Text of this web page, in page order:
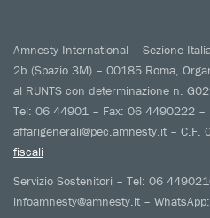
Amnesty International – Sezione
2b (Spazio 3M) – 00185 Roma,
al RUNTS con determinazione n.
Tel: 06 44901 – Fax: 06 4490222 –
affarigenerali@pec.amnesty.it –
fiscali
Servizio Sostenitori – Tel: 06
infoamnesty@amnesty.it – WhatsApp: